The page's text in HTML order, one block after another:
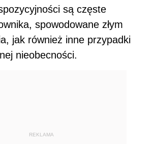
są częste
spowodowane złym
jak również inne przypadki
nieobecności.
REKLAMA